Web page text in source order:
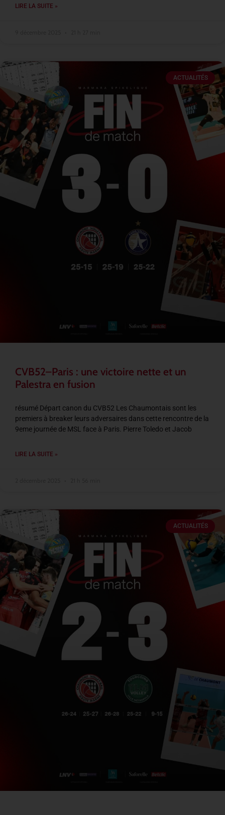
LIRE LA SUITE »
ACTUALITÉS
CVB52–Paris : une victoire nette et un
Palestra en fusion
résumé Départ canon du CVB52 Les Chaumontais sont les
premiers à breaker leurs adversaires dans cette rencontre de la
9eme journée de MSL face à Paris. Pierre Toledo et Jacob
LIRE LA SUITE »
ACTUALITÉS